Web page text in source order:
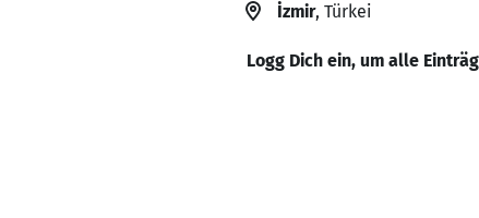
İzmir, Türkei
Logg Dich ein, um alle